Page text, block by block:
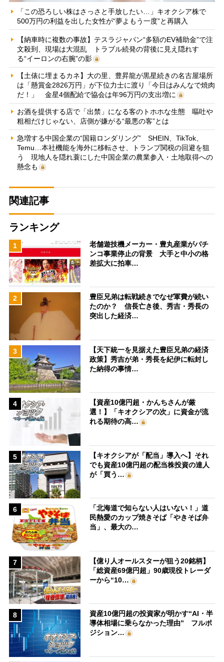
「この恐ろしい株はさっさと手放したい…」キオクシア株で
500万円の利益を出した女性が“夢よもう一度”と再購入
【納車時に複数の事故】テスラジャパン“多額のEV補助金”で注
文殺到、現場は大混乱 トラブル続発の背後に見え隠れす
る“イーロンの右腕”の影
【土俵に埋まるカネ】大の里、豊昇龍が黒星続きの名古屋場所
は「懸賞金2826万円」が下位力士に渡り「今日はみんなで焼肉
だ！」 金星4個配給で協会は年96万円の支出増に
お酒を提供する店で「出禁」になる客のトホホな生態 嘔吐や
粗相だけじゃない、店側が嫌がる“最悪の客”とは
急増する中国企業の“国籍ロンダリング” SHEIN、TikTok、
Temu…本社機能を海外に移転させ、トランプ関税の回避を狙
う 現地人を隠れ蓑にした中国企業の農業参入・土地取得への
懸念も
関連記事
ランキング
1
老舗遊技機メーカー・豊丸産業がパチ
ンコ事業停止の背景 大手と中小の格
差拡大に拍車…
2
豊臣兄弟は転戦続きでなぜ軍費が続い
たのか？ 信長亡き後、秀吉・秀長の
突出した経済…
3
【天下統一を見据えた豊臣兄弟の経済
政策】秀吉が弟・秀長を紀伊に転封し
た納得の事情…
4
【資産10億円超・かんちさんが厳
選！】「キオクシアの次」に資金が流
れる期待の高…
5
【キオクシアが「配当」導入へ】それ
でも資産10億円超の配当株投資の達人
が「買う…
6
「北海道で知らない人はいない！」道
民熱愛のカップ焼きそば「やきそば弁
当」、最大の…
7
【億り人オールスターが狙う20銘柄】
「総資産69億円超」90歳現役トレーダ
ーから“10…
8
資産10億円超の投資家が明かす“AI・半
導体相場に乗らなかった理由” フルポ
ジション…